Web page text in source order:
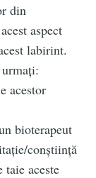
din
aspect
labirint.
acestor
bioterapeut
conștiință
aceste